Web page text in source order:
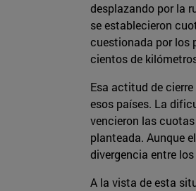
desplazando por la
se establecieron
cuestionada por los
cientos de
Esa actitud de
esos países. La
vencieron las
planteada. Aunque
divergencia entre
A la vista de esta